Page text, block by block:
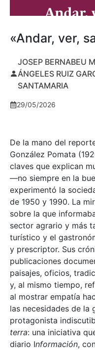
«Andar, ver,
JOSEP BERNABEU
ÁNGELES RUIZ
SANTAMARIA
29/05/2026
De la mano del
González Pomata
claves que explican
—no siempre en la
experimentó la
de 1950 y 1990. La
sobre la que
sector agrario y más
turístico y el
y prescriptor. Sus
publicaciones
paisajes, oficios,
y, al mismo tiempo,
al mostrar empatía
las necesidades de la
protagonista
terra: una iniciativa
diario Información,